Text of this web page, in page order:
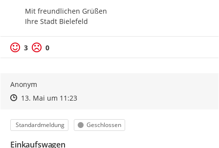
Mit freundlichen Grüßen
Ihre Stadt Bielefeld
3 0
Anonym
Zeitpunkt des Erstellens
Zeitpunkt des Erstellens
13. Mai um 11:23Zur Äußerung
Kategorie
Standardmeldung Status
Geschlossen
Einkaufswagen